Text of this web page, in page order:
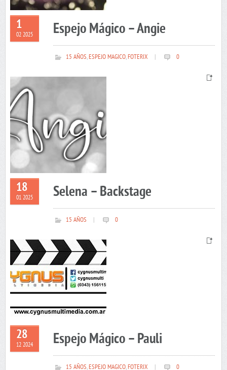
1
02 2025 Espejo Mágico – Angie
15 AÑOS,ESPEJO MAGICO,FOTERIX 0
18
01 2025 Selena – Backstage
15 AÑOS 0
28
12 2024 Espejo Mágico – Pauli
15 AÑOS,ESPEJO MAGICO,FOTERIX 0